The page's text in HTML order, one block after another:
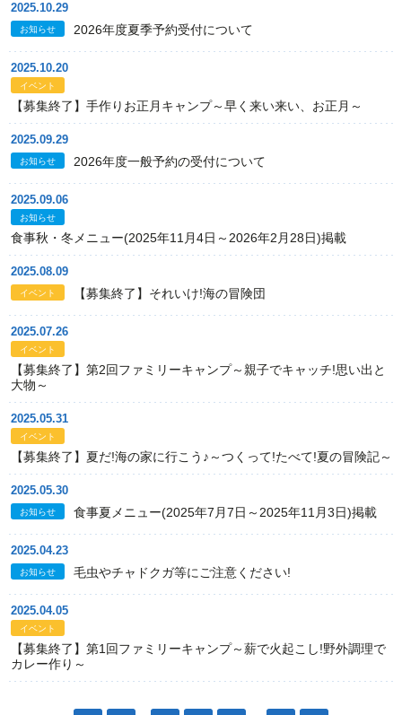
2025.10.29
お知らせ 2026年度夏季予約受付について
2025.10.20
イベント
【募集終了】手作りお正月キャンプ～早く来い来い、お正月～
2025.09.29
お知らせ 2026年度一般予約の受付について
2025.09.06
お知らせ
食事秋・冬メニュー(2025年11月4日～2026年2月28日)掲載
2025.08.09
イベント 【募集終了】それいけ!海の冒険団
2025.07.26
イベント
【募集終了】第2回ファミリーキャンプ～親子でキャッチ!思い出と
大物～
2025.05.31
イベント
【募集終了】夏だ!海の家に行こう♪～つくって!たべて!夏の冒険記～
2025.05.30
お知らせ 食事夏メニュー(2025年7月7日～2025年11月3日)掲載
2025.04.23
お知らせ 毛虫やチャドクガ等にご注意ください!
2025.04.05
イベント
【募集終了】第1回ファミリーキャンプ～薪で火起こし!野外調理で
カレー作り～